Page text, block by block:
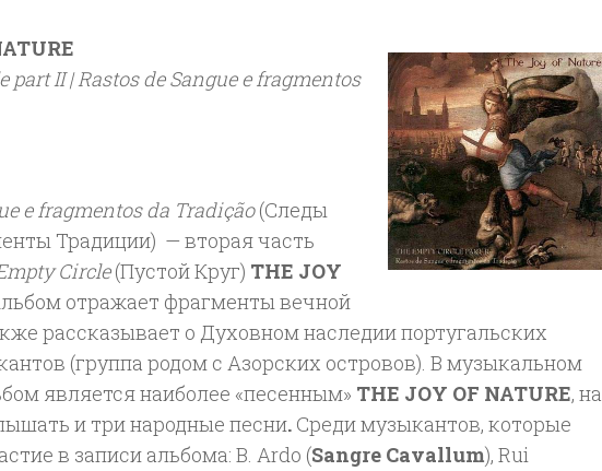
part II | Rastos de Sangue e fragmentos
e fragmentos da Tradição(Следы
Традиции) — вторая часть
Circle(Пустой Круг) THE JOY
отражает фрагменты вечной
рассказывает о Духовном наследии португальских
(группа родом с Азорских островов). В музыкальном
является наиболее «песенным» THE JOY OF NATURE, на
и три народные песни. Средимузыкантов, которые
в записи альбома: B. Ardo (Sangre Cavallum), Rui